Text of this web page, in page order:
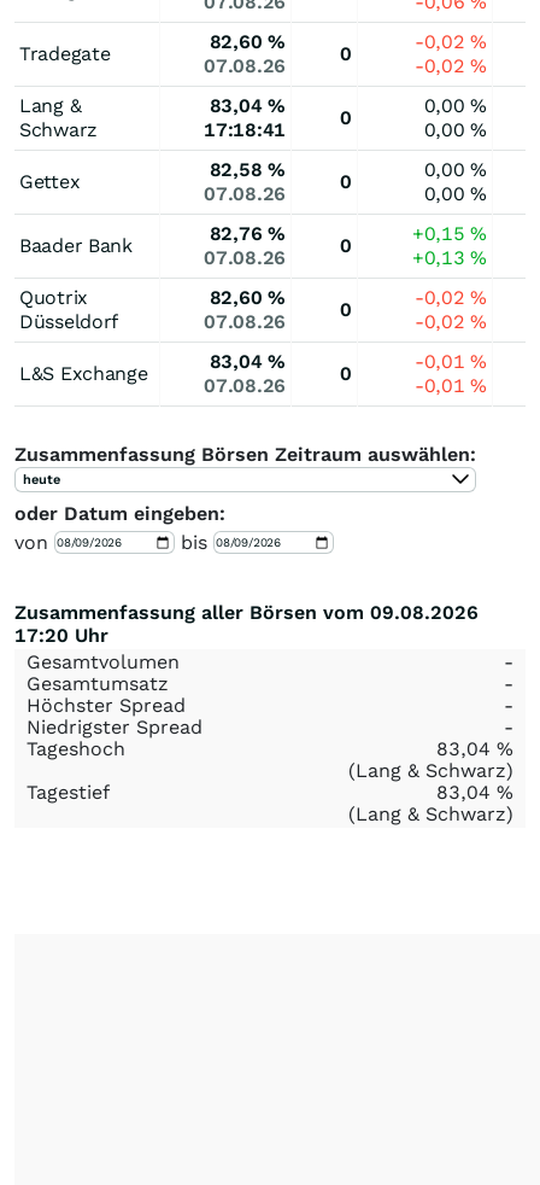
Tradegate
82,60 %
07.08.26
0
-0,02%
-0,02%
Lang &
Schwarz
83,04 %
17:18:41
0
0,00%
0,00%
Gettex
82,58 %
07.08.26
0
0,00%
0,00%
Baader Bank
82,76 %
07.08.26
0
+0,15%
+0,13%
Quotrix
Düsseldorf
82,60 %
07.08.26
0
-0,02%
-0,02%
L&S Exchange
83,04 %
07.08.26
0
-0,01%
-0,01%
Zusammenfassung Börsen Zeitraum auswählen:
heute
oder Datum eingeben:
von
bis
Zusammenfassung aller Börsen vom 09.08.2026
17:20 Uhr
Gesamtvolumen
-
Gesamtumsatz
-
Höchster Spread
-
Niedrigster Spread
-
Tageshoch
83,04 %
(Lang & Schwarz)
Tagestief
83,04 %
(Lang & Schwarz)